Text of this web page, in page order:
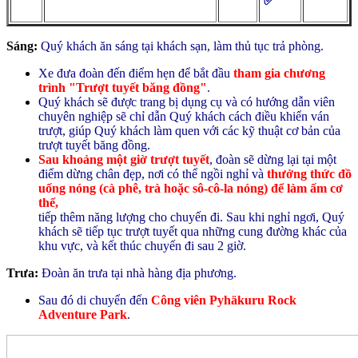
Sáng: Quý khách ăn sáng tại khách sạn, làm thủ tục trả phòng.
Xe đưa đoàn đến điểm hẹn để bắt đầu tham gia chương
trình "Trượt tuyết băng đồng".
Quý khách sẽ được trang bị dụng cụ và có hướng dẫn viên
chuyên nghiệp sẽ chỉ dẫn Quý khách cách điều khiển ván
trượt, giúp Quý khách làm quen với các kỹ thuật cơ bản của
trượt tuyết băng đồng.
Sau khoảng một giờ trượt tuyết, đoàn sẽ dừng lại tại một
điểm dừng chân đẹp, nơi có thể ngồi nghỉ và thưởng thức đồ
uống nóng (cà phê, trà hoặc sô-cô-la nóng) để làm ấm cơ
thể,
tiếp thêm năng lượng cho chuyến đi. Sau khi nghỉ ngơi, Quý
khách sẽ tiếp tục trượt tuyết qua những cung đường khác của
khu vực, và kết thúc chuyến đi sau 2 giờ.
Trưa: Đoàn ăn trưa tại nhà hàng địa phương.
Sau đó di chuyển đến Công viên Pyhäkuru Rock
Adventure Park.